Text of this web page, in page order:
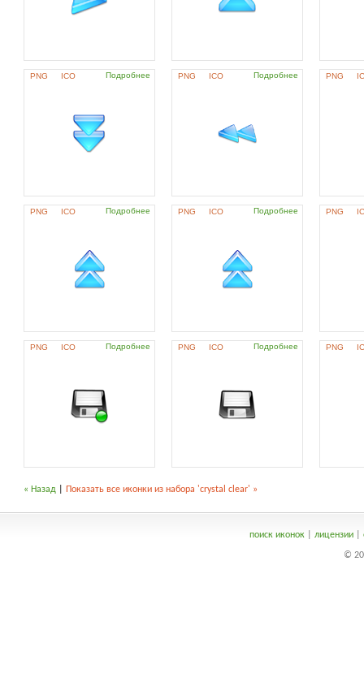
PNG ICO Подробнее PNG ICO Подробнее PNG
PNG ICO Подробнее PNG ICO Подробнее PNG
PNG ICO Подробнее PNG ICO Подробнее PNG
« Назад Показать все иконки из набора 'crystal clear' »
поиск иконок| лицензии|
©